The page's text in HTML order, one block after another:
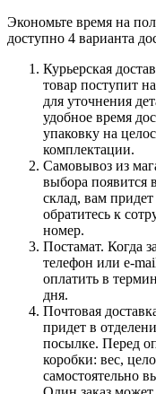
Экономьте время на
доступно 4 варианта
Курьерская
товар поступит
для уточнения
удобное время
упаковку на
комплектации.
Самовывоз из
выбора появится
склад, вам
обратитесь к
номер.
Постамат. Когда
телефон или e-
оплатить в
дня.
Почтовая
придет в
посылке. Перед
коробки: вес,
самостоятельно